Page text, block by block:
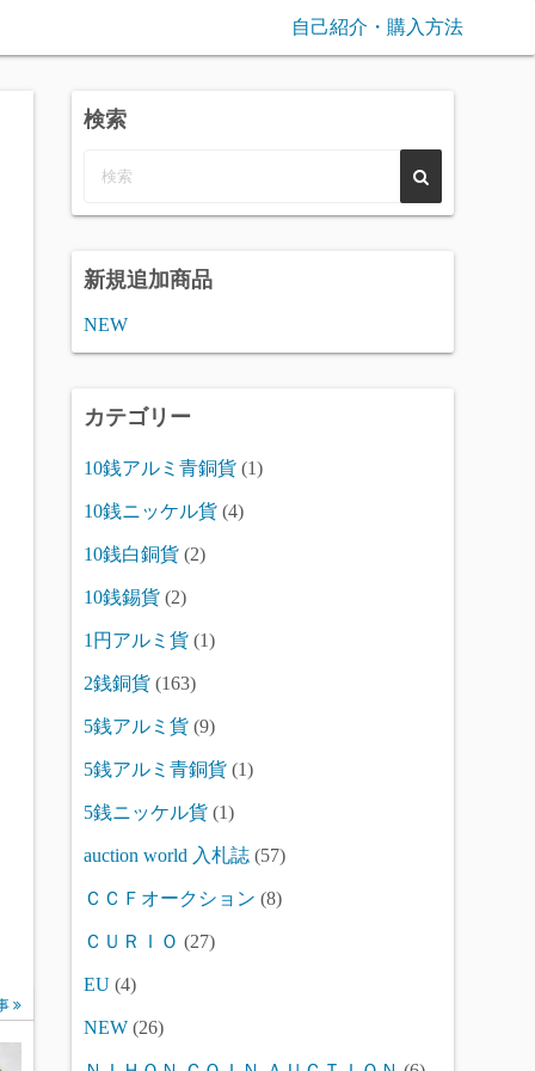
自己紹介・購入方法
検索
新規追加商品
NEW
カテゴリー
10銭アルミ青銅貨 (1)
10銭ニッケル貨 (4)
10銭白銅貨 (2)
10銭錫貨 (2)
1円アルミ貨 (1)
2銭銅貨 (163)
5銭アルミ貨 (9)
5銭アルミ青銅貨 (1)
5銭ニッケル貨 (1)
auction world 入札誌 (57)
ＣＣＦオークション (8)
ＣＵＲＩＯ (27)
EU (4)
NEW (26)